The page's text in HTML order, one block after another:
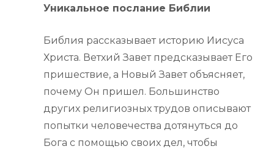
Уникальное послание Библии
Библия рассказывает историю Иисуса
Христа. Ветхий Завет предсказывает Его
пришествие, а Новый Завет объясняет,
почему Он пришел. Большинство
других религиозных трудов описывают
попытки человечества дотянуться до
Бога с помощью своих дел, чтобы